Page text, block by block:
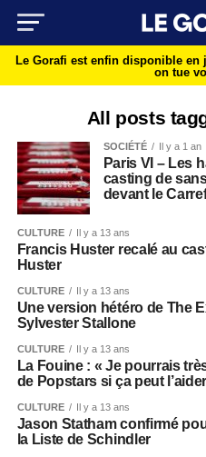
Le Gorafi est enfin disponible en
on tue
All posts
SOCIÉTÉ Il y a 1 an
Paris VI – Les
casting de
devant le
CULTURE Il y a 13 ans
Francis Huster recalé au
Huster
CULTURE Il y a 13 ans
Une version hétéro de The
Sylvester Stallone
CULTURE Il y a 13 ans
La Fouine : « Je pourrais
de Popstars si ça peut
CULTURE Il y a 13 ans
Jason Statham confirmé
la Liste de Schindler